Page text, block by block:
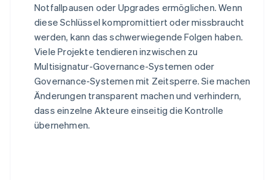
Notfallpausen oder Upgrades ermöglichen. Wenn
diese Schlüssel kompromittiert oder missbraucht
werden, kann das schwerwiegende Folgen haben.
Viele Projekte tendieren inzwischen zu
Multisignatur-Governance-Systemen oder
Governance-Systemen mit Zeitsperre. Sie machen
Änderungen transparent machen und verhindern,
dass einzelne Akteure einseitig die Kontrolle
übernehmen.